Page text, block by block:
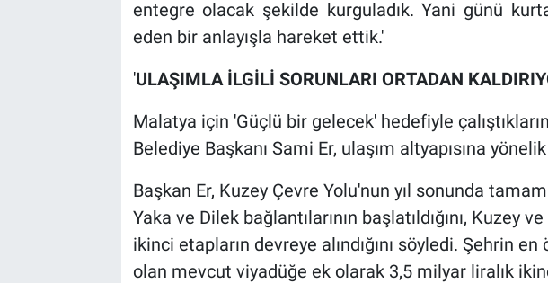
entegre olacak şekilde kurguladık. Yani günü
eden bir anlayışla hareket ettik.'
'ULAŞIMLA İLGİLİ SORUNLARI ORTADAN
Malatya için 'Güçlü bir gelecek' hedefiyle
Belediye Başkanı Sami Er, ulaşım altyapısına
Başkan Er, Kuzey Çevre Yolu'nun yıl sonunda
Yaka ve Dilek bağlantılarının başlatıldığını, Kuzey
ikinci etapların devreye alındığını söyledi. Şehrin
olan mevcut viyadüğe ek olarak 3,5 milyar liralık